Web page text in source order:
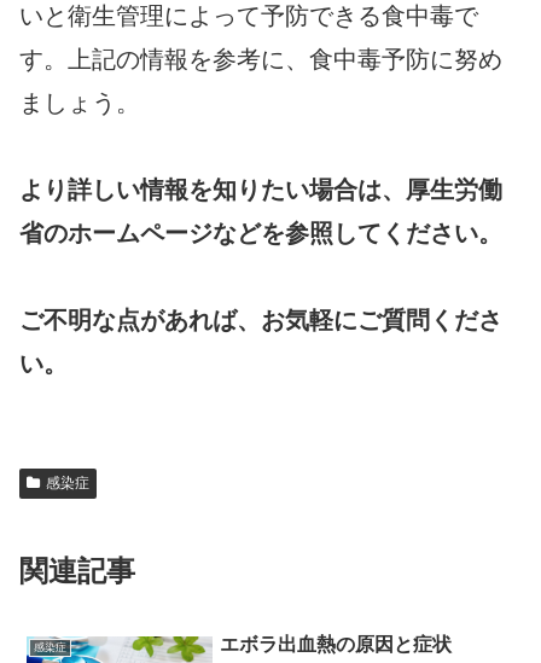
いと衛生管理によって予防できる食中毒で
す。上記の情報を参考に、食中毒予防に努め
ましょう。
より詳しい情報を知りたい場合は、厚生労働
省のホームページなどを参照してください。
ご不明な点があれば、お気軽にご質問くださ
い。
感染症
関連記事
感染症 エボラ出血熱の原因と症状